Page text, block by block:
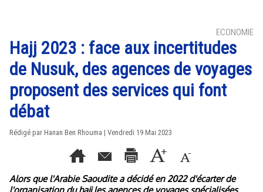
ECONOMIE
Hajj 2023 : face aux incertitudes
de Nusuk, des agences de voyages
proposent des services qui font
débat
Rédigé par Hanan Ben Rhouma | Vendredi 19 Mai 2023
Alors que l'Arabie Saoudite a décidé en 2022 d'écarter de